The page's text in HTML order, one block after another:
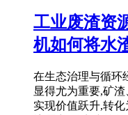
工业废渣资
机如何将水
在生态治理与循环
显得尤为重要,矿
实现价值跃升,转